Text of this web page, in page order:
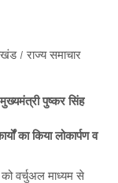
/राज्य समाचार
पुष्कर सिंह
का किया लोकार्पण व
वर्चुअल माध्यम से